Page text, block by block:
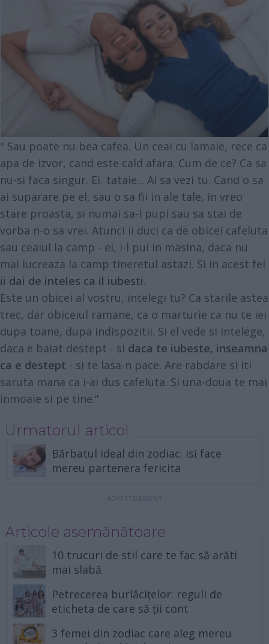
" Sau poate nu bea cafea. Un ceai cu lamaie, rece ca
apa de izvor, cand este cald afara. Cum de ce? Ca sa
nu-si faca singur. Ei, tataie... Ai sa vezi tu. Cand o sa
ai suparare pe el, sau o sa fii in ale tale, in vreo
stare proasta, si numai sa-l pupi sau sa stai de
vorba n-o sa vrei. Atunci ii duci ca de obicei cafeluta
sau ceaiul la camp - ei, i-l pui in masina, daca nu
mai lucreaza la camp tineretul astazi. Si in acest fel
ii dai de inteles ca il iubesti.
Este un obicei al vostru, intelegi tu? Ca starile astea
trec, dar obiceiul ramane, ca o marturie ca nu te iei
dupa toane, dupa indispozitii. Si el vede si intelege,
daca e baiat destept - si daca te iubeste, inseamna
ca e destept - si te lasa-n pace. Are rabdare si iti
saruta mana ca i-ai dus cafeluta. Si una-doua te mai
inmoaie si pe tine."
Urmatorul articol
Bărbatul ideal din zodiac: isi face
mereu partenera fericita
Articole asemănătoare
10 trucuri de stil care te fac să arăti
mai slabă
Petrecerea burlăcițelor: reguli de
eticheta de care să ții cont
3 femei din zodiac care aleg mereu